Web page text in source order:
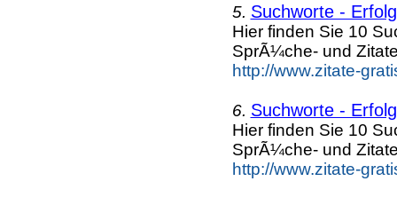
5. Suchworte -
Hier finden Sie 10
SprÃ¼che- und
http://www.zitate-
6. Suchworte -
Hier finden Sie 10
SprÃ¼che- und
http://www.zitate-